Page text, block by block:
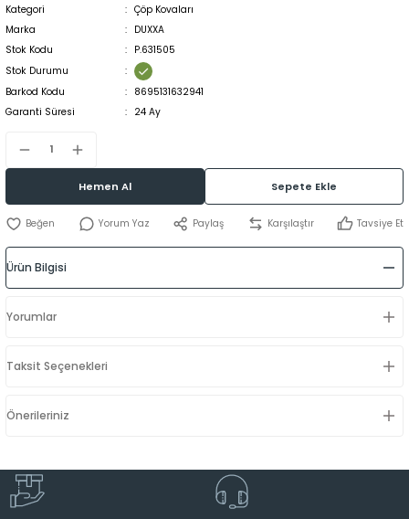
Kategori
Çöp Kovaları
Marka
DUXXA
Stok Kodu
P.631505
Stok Durumu
Barkod Kodu
8695131632941
Garanti Süresi
24 Ay
Hemen Al Sepete Ekle
Yorum Yaz Paylaş Karşılaştır Tavsiye Et
Ürün Bilgisi
Yorumlar
Taksit Seçenekleri
Önerileriniz